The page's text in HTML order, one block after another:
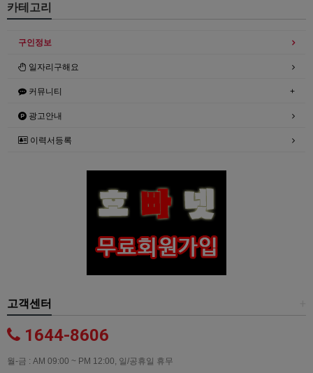
카테고리
구인정보
일자리구해요
커뮤니티
광고안내
이력서등록
고객센터
1644-8606
월-금 : AM 09:00 ~ PM 12:00, 일/공휴일 휴무